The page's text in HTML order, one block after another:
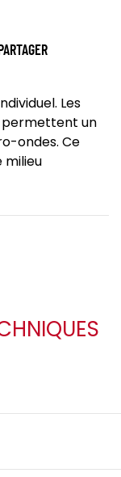
PARTAGER
Les
permettent un
ondes. Ce
milieu